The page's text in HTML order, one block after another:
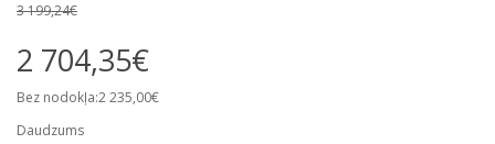
3 199,24€
2 704,35€
Bez nodokļa:2 235,00€
Daudzums